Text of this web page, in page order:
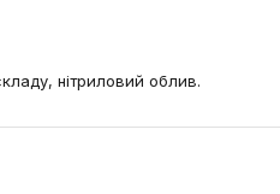
нітриловий облив.